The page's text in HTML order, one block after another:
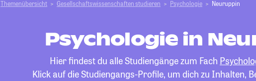
Themenübersicht Gesellschafts­­wissenschaften studieren Psychologie Neuruppin
Psychologie in
Hier findest du alle Studiengänge zum Fach
Klick auf die Studiengangs-Profile, um dich zu Inhalten,